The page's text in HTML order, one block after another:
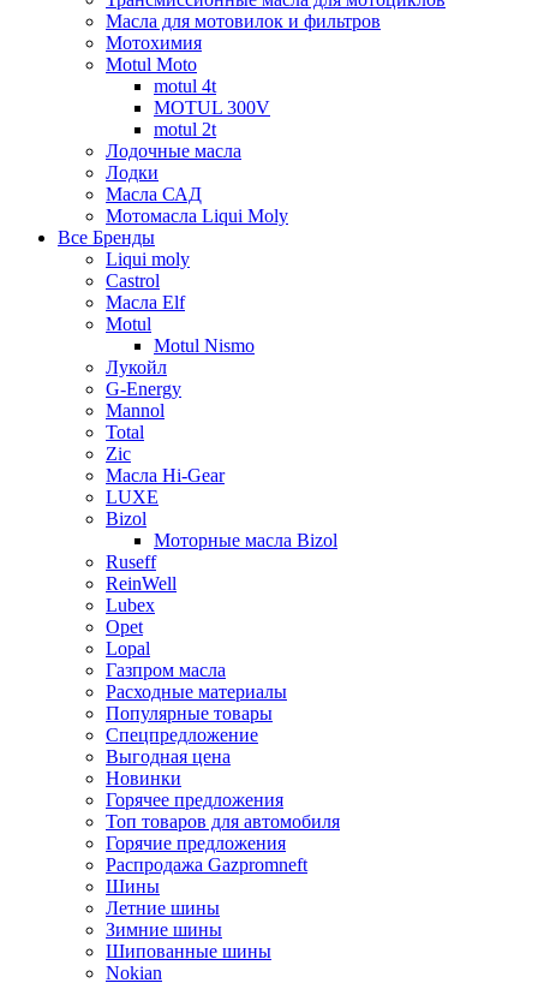
Масла для мотовилок и фильтров
Мотохимия
Motul Moto
motul 4t
MOTUL 300V
motul 2t
Лодочные масла
Лодки
Масла САД
Мотомасла Liqui Moly
Все Бренды
Liqui moly
Castrol
Масла Elf
Motul
Motul Nismo
Лукойл
G-Energy
Mannol
Total
Zic
Масла Hi-Gear
LUXE
Bizol
Моторные масла Bizol
Ruseff
ReinWell
Lubex
Opet
Lopal
Газпром масла
Расходные материалы
Популярные товары
Спецпредложение
Выгодная цена
Новинки
Горячее предложения
Топ товаров для автомобиля
Горячие предложения
Распродажа Gazpromneft
Шины
Летние шины
Зимние шины
Шипованные шины
Nokian